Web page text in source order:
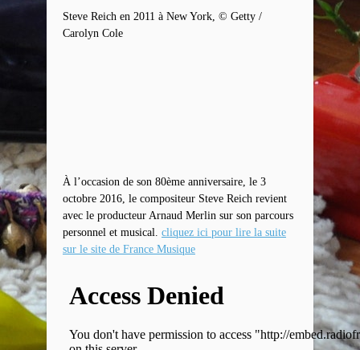
Steve Reich en 2011 à New York, © Getty /
Carolyn Cole
À l’occasion de son 80ème anniversaire, le 3
octobre 2016, le compositeur Steve Reich revient
avec le producteur Arnaud Merlin sur son parcours
personnel et musical. cliquez ici pour lire la suite
sur le site de France Musique